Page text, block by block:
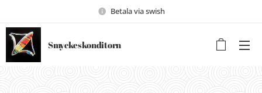
Betala via swish
Smyckeskonditorn